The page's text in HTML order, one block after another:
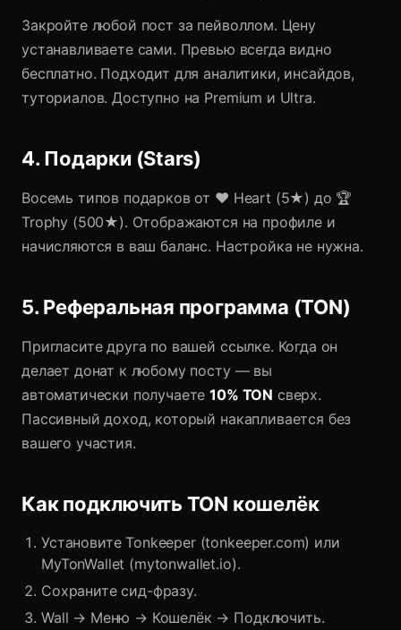
Закройте любой пост за пейволлом. Цену
устанавливаете сами. Превью всегда видно
бесплатно. Подходит для аналитики, инсайдов,
туториалов. Доступно на Premium и Ultra.
4. Подарки (Stars)
Восемь типов подарков от ❤️ Heart (5★) до 🏆
Trophy (500★). Отображаются на профиле и
начисляются в ваш баланс. Настройка не нужна.
5. Реферальная программа (TON)
Пригласите друга по вашей ссылке. Когда он
делает донат к любому посту — вы
автоматически получаете10% TON сверх.
Пассивный доход, который накапливается без
вашего участия.
Как подключить TON кошелёк
Установите Tonkeeper (tonkeeper.com) или
MyTonWallet (mytonwallet.io).
Сохраните сид-фразу.
Wall → Меню → Кошелёк → Подключить.